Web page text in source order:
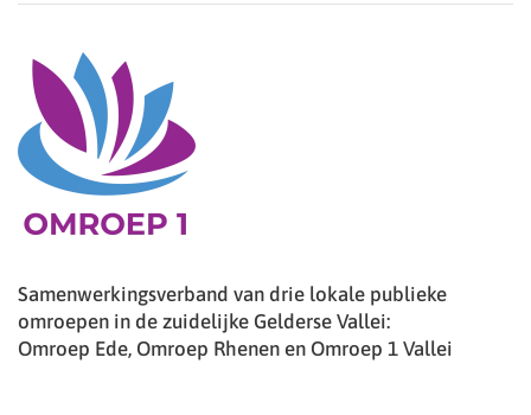
Samenwerkingsverband van drie lokale publieke
omroepen in de zuidelijke Gelderse Vallei:
Omroep Ede, Omroep Rhenen en Omroep 1 Vallei